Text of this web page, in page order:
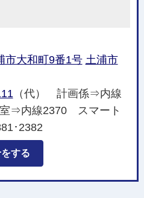
市大和町9番1号 土浦市
（代） 計画係⇒内線
⇒内線2370 スマート
･2382
する